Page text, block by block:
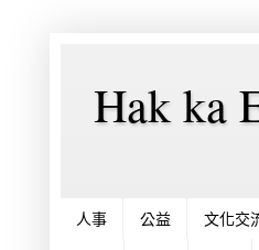
Hak ka
人事 公益 文化交